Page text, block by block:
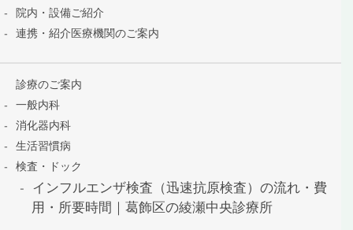
院内・設備ご紹介
連携・紹介医療機関のご案内
診療のご案内
一般内科
消化器内科
生活習慣病
検査・ドック
インフルエンザ検査（迅速抗原検査）の流れ・費
用・所要時間｜葛飾区の綾瀬中央診療所